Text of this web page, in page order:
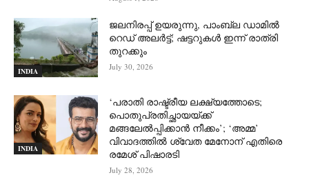
INDIA
ജലനിരപ്പ് ഉയരുന്നു, പാംബ്ല ഡാമിൽ
റെഡ് അലർട്ട്; ഷട്ടറുകൾ ഇന്ന് രാത്രി
തുറക്കും
July 30, 2026
INDIA
‘പരാതി രാഷ്ട്രീയ ലക്ഷ്യത്തോടെ;
പൊതുപ്രതിച്ഛായയ്ക്ക്
മങ്ങലേല്‍പ്പിക്കാന്‍ നീക്കം’; ‘അമ്മ’
വിവാദത്തില്‍ ശ്വേത മേനോന് എതിരെ
രമേശ് പിഷാരടി
July 28, 2026